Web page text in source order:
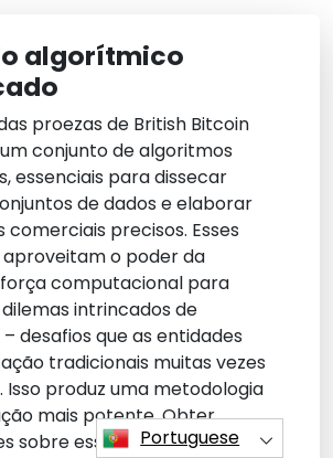
algorítmico
proezas de British Bitcoin
conjunto de algoritmos
essenciais para dissecar
de dados e elaborar
comerciais precisos. Esses
o poder da
computacional para
intrincados de
desafios que as entidades
tradicionais muitas vezes
produz uma metodologia
mais potente. Obter
sobre esses algoritmos
Portuguese